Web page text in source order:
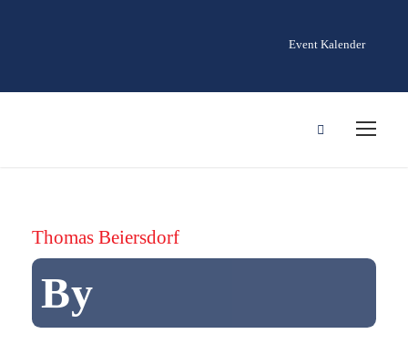
Event Kalender
Thomas Beiersdorf
By